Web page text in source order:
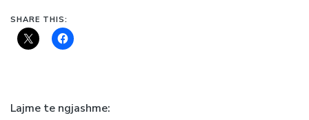
SHARE THIS:
Lajme te ngjashme